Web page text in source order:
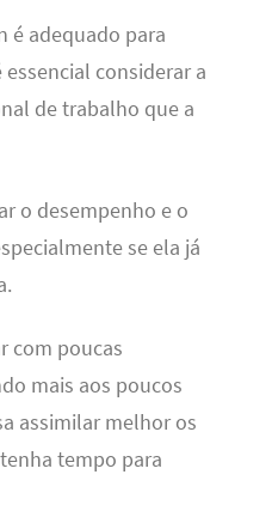
é adequado para
considerar a
de trabalho que a
o desempenho e o
se ela já
com poucas
mais aos poucos
assimilar melhor os
tempo para